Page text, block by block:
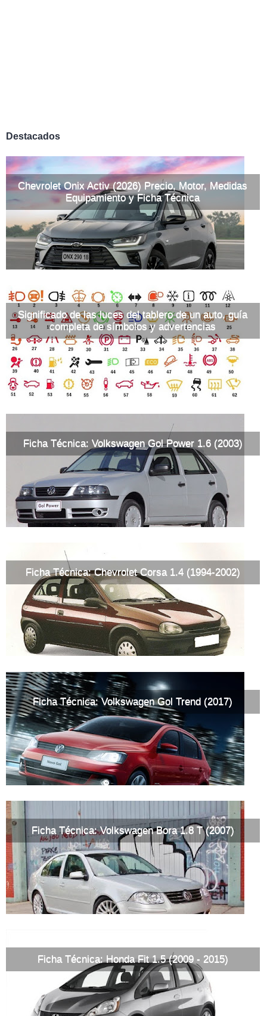
Destacados
Chevrolet Onix Activ (2026) Precio, Motor, Medidas
Equipamiento y Ficha Técnica
Significado de las luces del tablero de un auto, guía
completa de símbolos y advertencias
Ficha Técnica: Volkswagen Gol Power 1.6 (2003)
Ficha Técnica: Chevrolet Corsa 1.4 (1994-2002)
Ficha Técnica: Volkswagen Gol Trend (2017)
Ficha Técnica: Volkswagen Bora 1.8 T (2007)
Ficha Técnica: Honda Fit 1.5 (2009 - 2015)